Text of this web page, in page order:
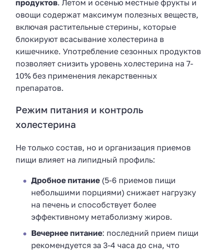
продуктов. Летом и осенью местные фрукты и
овощи содержат максимум полезных веществ,
включая растительные стерины, которые
блокируют всасывание холестерина в
кишечнике. Употребление сезонных продуктов
позволяет снизить уровень холестерина на 7-
10% без применения лекарственных
препаратов.
Режим питания и контроль
холестерина
Не только состав, но и организация приемов
пищи влияет на липидный профиль:
Дробное питание (5-6 приемов пищи
небольшими порциями) снижает нагрузку
на печень и способствует более
эффективному метаболизму жиров.
Вечернее питание: последний прием пищи
рекомендуется за 3-4 часа до сна, что